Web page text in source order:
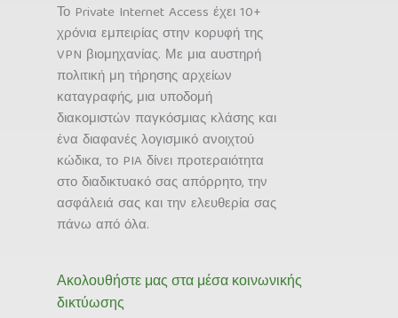
Το Private Internet Access έχει 10+
χρόνια εμπειρίας στην κορυφή της
VPN βιομηχανίας. Με μια αυστηρή
πολιτική μη τήρησης αρχείων
καταγραφής, μια υποδομή
διακομιστών παγκόσμιας κλάσης και
ένα διαφανές λογισμικό ανοιχτού
κώδικα, το PIA δίνει προτεραιότητα
στο διαδικτυακό σας απόρρητο, την
ασφάλειά σας και την ελευθερία σας
πάνω από όλα.
Ακολουθήστε μας στα μέσα κοινωνικής
δικτύωσης